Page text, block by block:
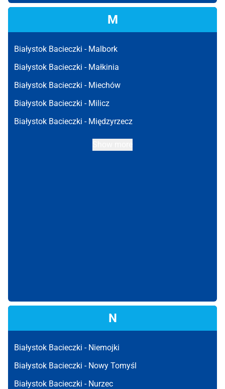
M
Białystok Bacieczki - Malbork
Białystok Bacieczki - Małkinia
Białystok Bacieczki - Miechów
Białystok Bacieczki - Milicz
Białystok Bacieczki - Międzyrzecz
N
Białystok Bacieczki - Niemojki
Białystok Bacieczki - Nowy Tomyśl
Białystok Bacieczki - Nurzec